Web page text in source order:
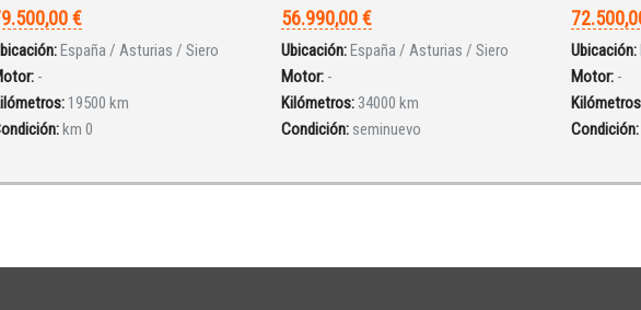
€
España / Asturias / Siero
-
19500 km
km 0
56.990,00 €
Ubicación:España / Asturias / Siero
Motor: -
Kilómetros: 34000 km
Condición: seminuevo
Ubicación:
Motor: -
Condición: